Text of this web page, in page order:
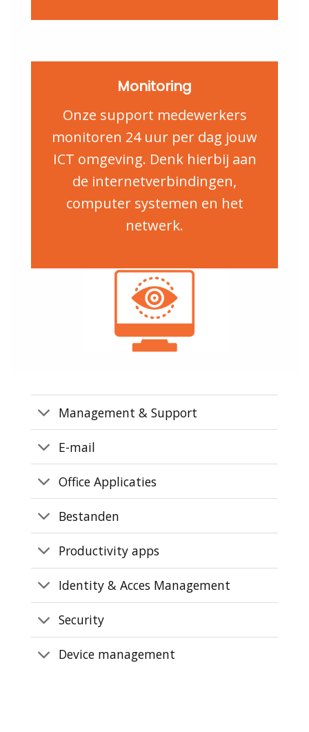
Monitoring
Onze support medewerkers
monitoren 24 uur per dag jouw
ICT omgeving. Denk hierbij aan
de internetverbindingen,
computer systemen en het
netwerk.
Management & Support
E-mail
Office Applicaties
Bestanden
Productivity apps
Identity & Acces Management
Security
Device management